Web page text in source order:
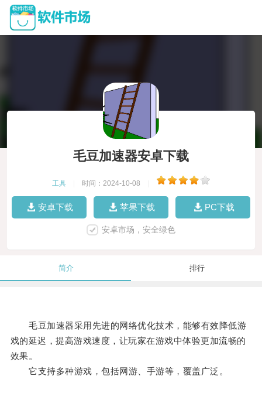
毛豆加速器安卓下载
工具 时间：2024-10-08
安卓下载 苹果下载 PC下载
安卓市场，安全绿色
简介 排行
毛豆加速器采用先进的网络优化技术，能够有效降低游
戏的延迟，提高游戏速度，让玩家在游戏中体验更加流畅的
效果。
它支持多种游戏，包括网游、手游等，覆盖广泛。